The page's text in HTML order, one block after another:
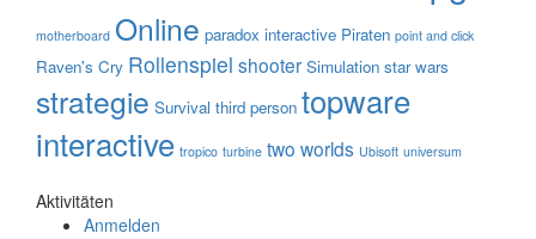
motherboard Online paradox interactive Piraten point and click
Raven's Cry Rollenspiel shooter Simulation star wars
strategie Survival third person topware
interactive tropico turbine two worlds Ubisoft universum
Aktivitäten
Anmelden